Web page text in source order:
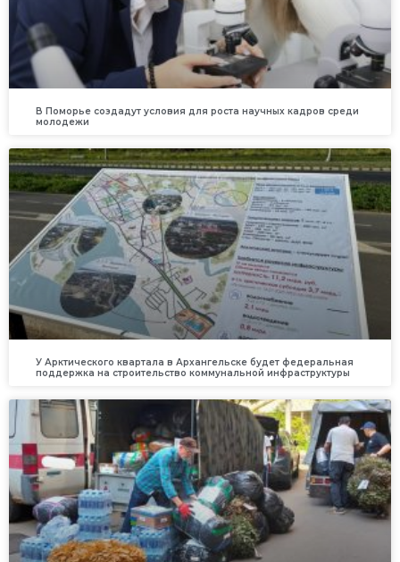
В Поморье создадут условия для роста научных кадров среди
молодежи
У Арктического квартала в Архангельске будет федеральная
поддержка на строительство коммунальной инфраструктуры